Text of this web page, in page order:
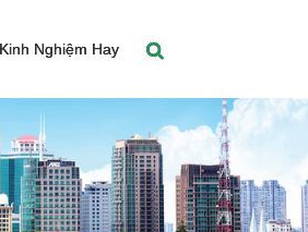
Kinh Nghiệm Hay